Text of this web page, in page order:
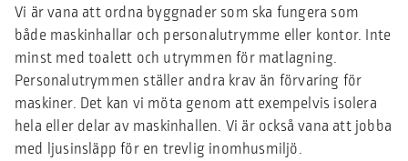
Vi är vana att ordna byggnader som ska fungera som
både maskinhallar och personalutrymme eller kontor. Inte
minst med toalett och utrymmen för matlagning.
Personalutrymmen ställer andra krav än förvaring för
maskiner. Det kan vi möta genom att exempelvis isolera
hela eller delar av maskinhallen. Vi är också vana att jobba
med ljusinsläpp för en trevlig inomhusmiljö.